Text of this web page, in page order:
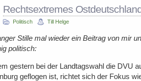
Rechtsextremes
Politisch Till Helge
Stille mal wieder ein Beitrag von mir
politisch:
gestern bei der Landtagswahl die DVU
geflogen ist, richtet sich der Fokus